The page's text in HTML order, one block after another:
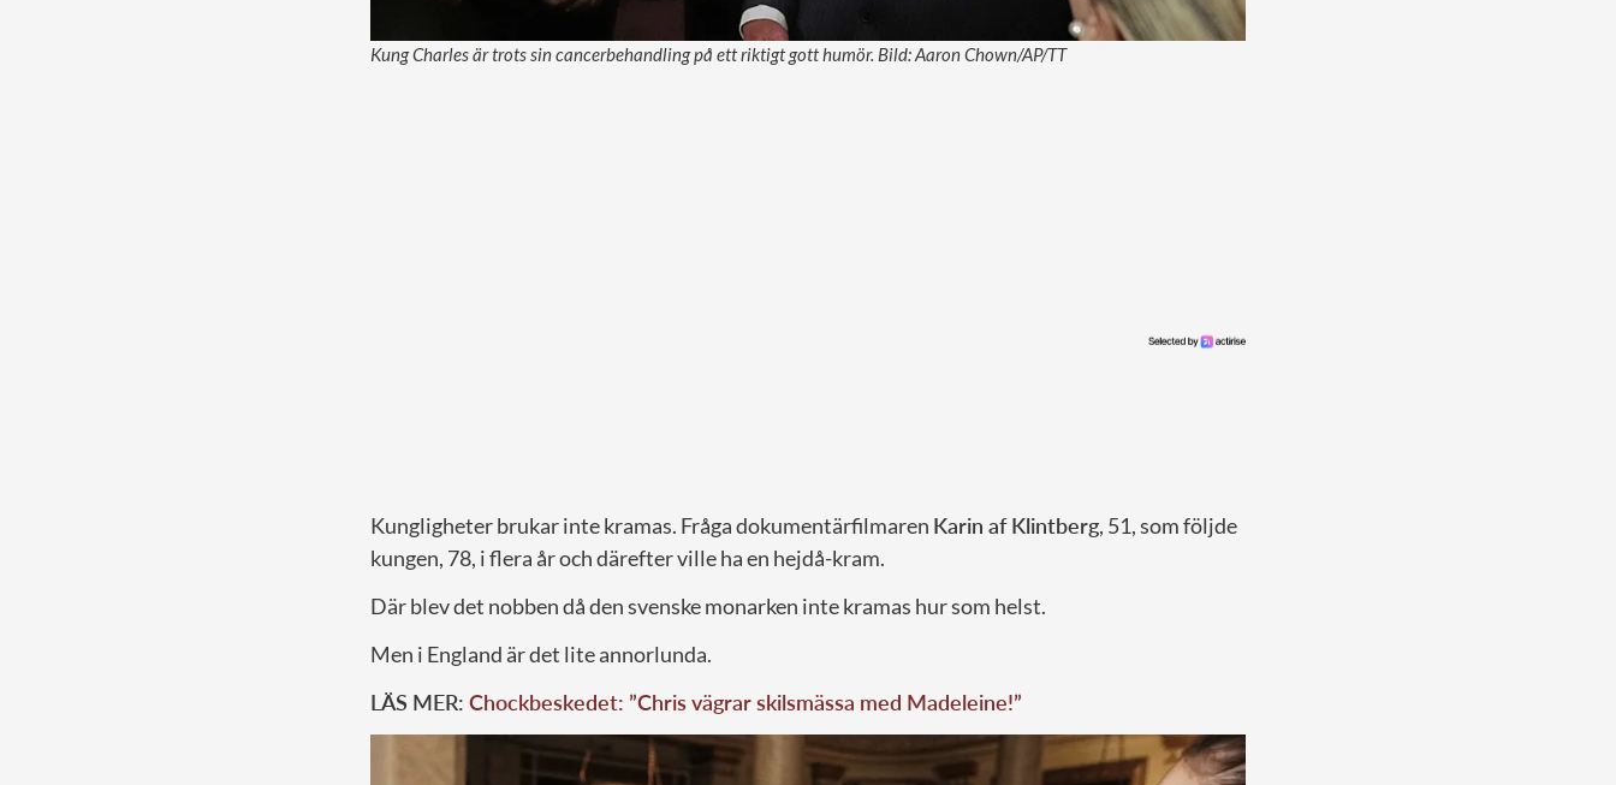
Kung Charles är trots sin cancerbehandling på ett riktigt gott humör. Bild: Aaron Chown/AP/TT
Kungligheter brukar inte kramas. Fråga dokumentärfilmaren Karin af Klintberg, 51, som följde
kungen, 78, i flera år och därefter ville ha en hejdå-kram.
Där blev det nobben då den svenske monarken inte kramas hur som helst.
Men i England är det lite annorlunda.
LÄS MER: Chockbeskedet: ”Chris vägrar skilsmässa med Madeleine!”